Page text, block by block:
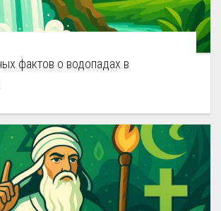
фактов о водопадах в